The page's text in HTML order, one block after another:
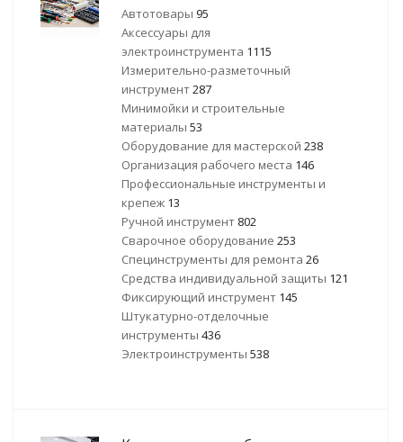
Автотовары 95
Аксессуары для
электроинструмента 1115
Измерительно-разметочный
инструмент287
Минимойки и строительные
материалы 53
Оборудование для мастерской 238
Организация рабочего места 146
Профессиональные инструменты и
крепеж 13
Ручной инструмент 802
Сварочное оборудование 253
Специнструменты для ремонта 26
Средства индивидуальной защиты 121
Фиксирующий инструмент 145
Штукатурно-отделочные
инструменты 436
Электроинструменты 538